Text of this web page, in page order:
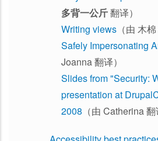
多背一公斤翻译）
Writing views （由 木
Safely Impersonating
Joanna 翻译）
Slides from "Security:
presentation at
2008 （由 Catherina 翻